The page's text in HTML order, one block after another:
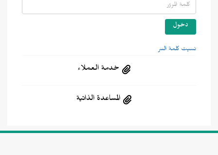
نسيت كلمة السر
خدمة العملاء
المساعدة الذاتية